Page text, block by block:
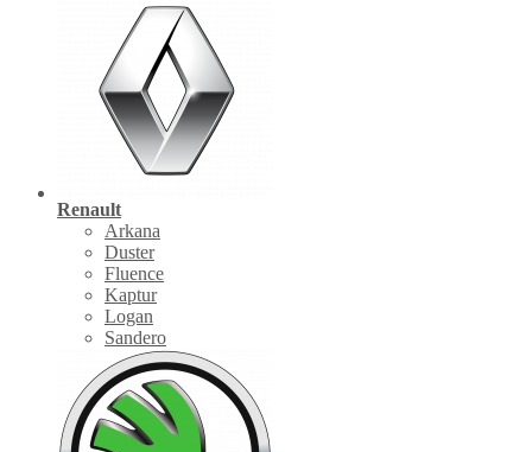
Renault
Arkana
Duster
Fluence
Kaptur
Logan
Sandero